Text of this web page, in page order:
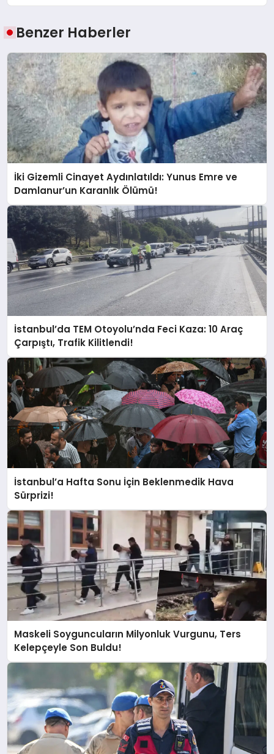
Benzer Haberler
İki Gizemli Cinayet Aydınlatıldı: Yunus Emre ve
Damlanur’un Karanlık Ölümü!
İstanbul’da TEM Otoyolu’nda Feci Kaza: 10 Araç
Çarpıştı, Trafik Kilitlendi!
İstanbul’a Hafta Sonu İçin Beklenmedik Hava
Sürprizi!
Maskeli Soyguncuların Milyonluk Vurgunu, Ters
Kelepçeyle Son Buldu!